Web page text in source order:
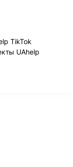
TikTok
UAhelp